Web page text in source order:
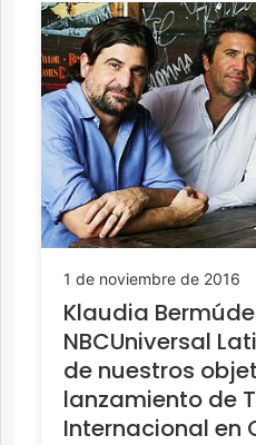
1 de noviembre de 2016
Klaudia
NBCUniversal
de nuestros
lanzamiento de
Internacional en